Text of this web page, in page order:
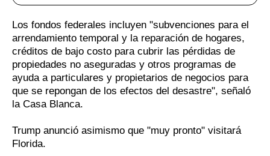
Los fondos federales incluyen "subvenciones para el
arrendamiento temporal y la reparación de hogares,
créditos de bajo costo para cubrir las pérdidas de
propiedades no aseguradas y otros programas de
ayuda a particulares y propietarios de negocios para
que se repongan de los efectos del desastre", señaló
la Casa Blanca.
Trump anunció asimismo que "muy pronto" visitará
Florida.